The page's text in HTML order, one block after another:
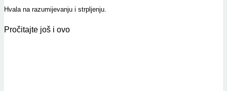
Hvala na razumijevanju i strpljenju.
Pročitajte još i ovo